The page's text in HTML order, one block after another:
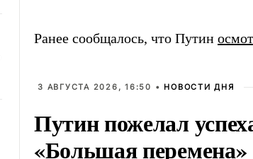
Ранее сообщалось, что Путин
3 АВГУСТА 2026, 16:50 • НОВОСТИ ДНЯ
Путин пожелал
«Большая перемена»